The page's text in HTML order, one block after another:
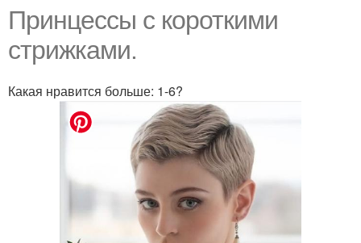
Принцессы с короткими
стрижками.
Какая нравится больше: 1-6?